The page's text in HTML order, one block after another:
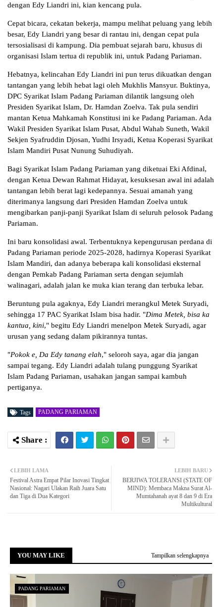
dengan Edy Liandri ini, kian kencang pula.
Cepat bicara, cekatan bekerja, mampu melihat peluang yang lebih
besar, Edy Liandri yang besar di rantau ini, dengan cepat pula
tersosialisasi di kampung. Dia pembuat sejarah baru, khusus di
organisasi Islam tertua di republik ini, untuk Padang Pariaman.
Hebatnya, kelincahan Edy Liandri ini pun terus dikuatkan dengan
tantangan yang lebih hebat lagi oleh Mukhlis Mansyur. Buktinya,
DPC Syarikat Islam Padang Pariaman dilantik langsung oleh
Presiden Syarikat Islam, Dr. Hamdan Zoelva. Tak pula sendiri
mantan Ketua Mahkamah Konstitusi ini ke Padang Pariaman. Ada
Wakil Presiden Syarikat Islam Pusat, Abdul Wahab Suneth, Wakil
Sekjen Syafruddin Djosan, Yudhi Irsyadi, Ketua Koperasi Syarikat
Islam Mandiri Pusat Nunung Suhudiyah.
Bagi Syarikat Islam Padang Pariaman yang diketuai Eki Afdinal,
dengan Ketua Dewan Rahmat Hidayat, kesuksesan awal ini adalah
tantangan lebih berat lagi kedepannya. Sesuai amanah yang
diterimanya langsung dari Presiden Hamdan Zoelva untuk
mengibarkan panji-panji Syarikat Islam di seluruh pelosok Padang
Pariaman.
Ini baru konsolidasi awal. Terbentuknya kepengurusan perdana di
Padang Pariaman periode 2025-2028, hadirnya Koperasi Syarikat
Islam Mandiri, dan adanya beberapa kali konsolidasi eksternal
dengan Pemkab Padang Pariaman serta dengan sejumlah
walinagari, adalah jalan ke muka kian terang dan terbuka lebar.
Beruntung pula agaknya, Edy Liandri merangkul Metek Suryadi,
sehingga 17 PAC Syarikat Islam bisa hadir. "Dima Metek, bisa ka
kantua, kini," begitu Edy Liandri menelpon Metek Suryadi, agar
urusan yang sedang dalam pikirannya tuntas.
"Pokok e, Da Edy tanang elah," seloroh saya, agar dia jangan
sampai tegang. Edy Liandri adalah tulang punggung Syarikat
Islam Padang Pariaman, usahakan jangan sampai kambuh
pertiganya.
Tags PADANG PARIAMAN
LEBIH BARU
BERJIWA TOLERANSI (STATE OF
MIND): Membaca Makna Surat Al-
Mumtahanah ayat 8 dan 9 di Era
Multikultural
LEBIH LAMA
Festival Astra Empat Pilar Inovasi Tingkat
Nasional: Nagari Ulakan Raih Juara Satu
dan Tiga di Dua Kategori
YOU MAY LIKE Tampilkan selengkapnya
PADANG PARIAMAN